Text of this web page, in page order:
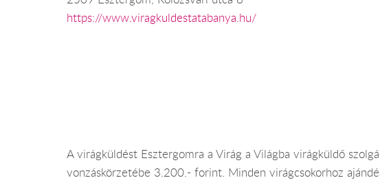
https://www.viragkuldestatabanya.hu/
A virágküldést Esztergomra a Virág a Világba virágküldő
vonzáskörzetébe 3.200.- forint. Minden virágcsokorhoz